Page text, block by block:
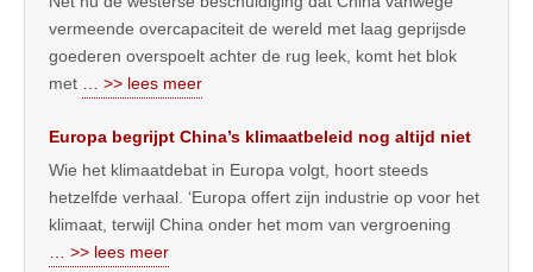
vermeende overcapaciteit de wereld met laag geprijsde
goederen overspoelt achter de rug leek, komt het blok
met … >> lees meer
Europa begrijpt China’s klimaatbeleid nog altijd niet
Wie het klimaatdebat in Europa volgt, hoort steeds
hetzelfde verhaal. ‘Europa offert zijn industrie op voor het
klimaat, terwijl China onder het mom van vergroening
… >> lees meer